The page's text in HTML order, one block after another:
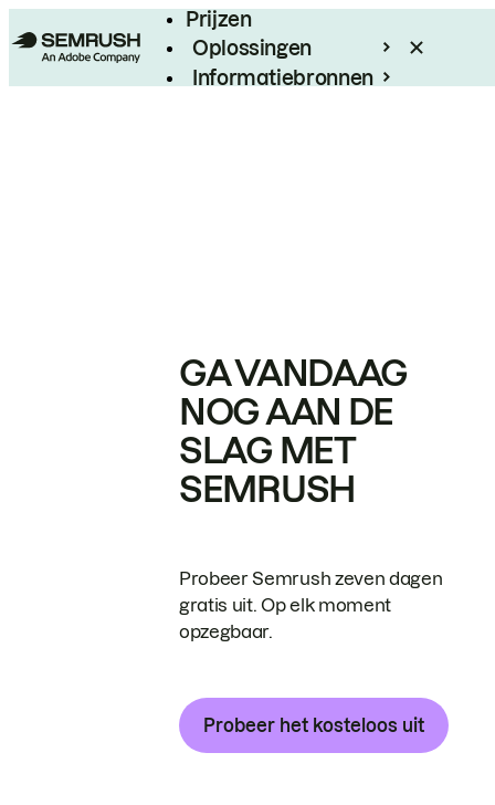
Prijzen
Oplossingen
Informatiebronnen
GA VANDAAG
NOG AAN DE
SLAG MET
SEMRUSH
Probeer Semrush zeven dagen
gratis uit. Op elk moment
opzegbaar.
Probeer het kosteloos uit